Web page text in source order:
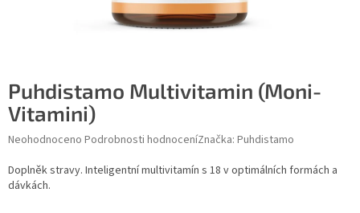
Puhdistamo Multivitamin (Moni-
Vitamini)
Průměrné hodnocení produktu je 0,0 z 5 hvězdiček.
Neohodnoceno Podrobnosti hodnoceníZnačka: Puhdistamo
Doplněk stravy. Inteligentní multivitamín s 18 v optimálních formách a
dávkách.